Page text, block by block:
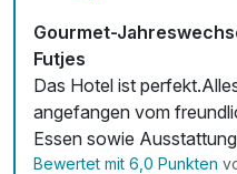
Mit Hotelbar
Gourmet-
Futjes
Das Hotel ist
angefangen vom
Essen sowie
Bewertet mit 6,0 Punkten